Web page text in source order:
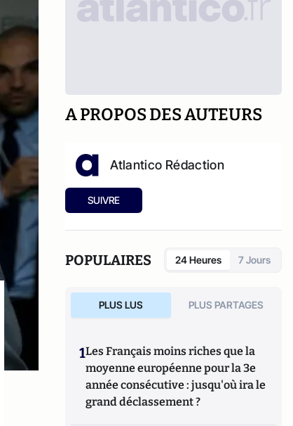
A PROPOS DES AUTEURS
Atlantico Rédaction
SUIVRE
POPULAIRES 24 Heures 7 Jours
PLUS LUS PLUS PARTAGES
1Les Français moins riches que la
moyenne européenne pour la 3e
année consécutive : jusqu'où ira le
grand déclassement ?